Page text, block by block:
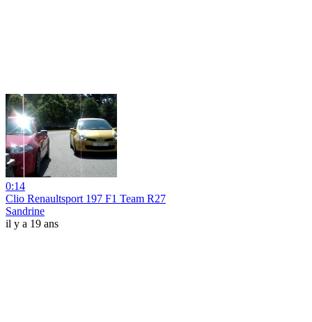
0:14
Clio Renaultsport 197 F1 Team R27
Sandrine
il y a 19 ans